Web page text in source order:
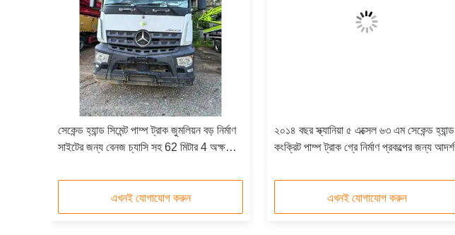
সেকেন্ড হ্যান্ড সিমেন্ট পাম্প ট্রাক জুমলিয়ন বড় নির্মাণ
সাইটের জন্য বেনজ চ্যাসি সহ 62 মিটার 4 অক্ষ
এখনই যোগাযোগ করুন
২০১৪ বছর স্ক্যানিয়া ৫ এক্সেল ৬৩ এম সেকেন্ড হ্যান্ড
কংক্রিট পাম্প ট্রাক গ্রে নির্মাণ প্রকল্পের জন্য আদর্শ
এখনই যোগাযোগ করুন